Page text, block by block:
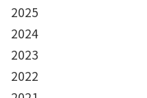
2025
2024
2023
2022